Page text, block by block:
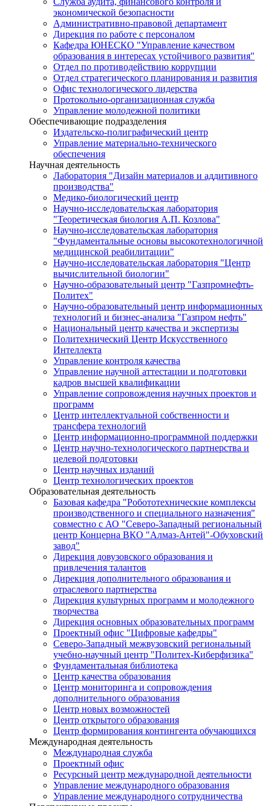
экономической безопасности
Административно-правовой департамент
Дирекция по работе с персоналом
Кафедра ЮНЕСКО "Управление качеством
образования в интересах устойчивого развития"
Отдел по противодействию коррупции
Отдел стратегического планирования и развития
Офис технологического лидерства
Протокольно-организационная служба
Управление молодежной политики
Обеспечивающие подразделения
Издательско-полиграфический центр
Управление материально-технического
обеспечения
Научная деятельность
Лаборатория "Дизайн материалов и аддитивного
производства"
Медико-биологический центр
Научно-исследовательская лаборатория
"Теоретическая биология А.П. Козлова"
Научно-исследовательская лаборатория
"Фундаментальные основы высокотехнологичной
медицинской реабилитации"
Научно-исследовательская лаборатория "Центр
вычислительной биологии"
Научно-образовательный центр "Газпромнефть-
Политех"
Научно-образовательный центр информационных
технологий и бизнес-анализа "Газпром нефть"
Национальный центр качества и экспертизы
Политехнический Центр Искусственного
Интеллекта
Управление контроля качества
Управление научной аттестации и подготовки
кадров высшей квалификации
Управление сопровождения научных проектов и
программ
Центр интеллектуальной собственности и
трансфера технологий
Центр информационно-программной поддержки
Центр научно-технологического партнерства и
целевой подготовки
Центр научных изданий
Центр технологических проектов
Образовательная деятельность
Базовая кафедра "Робототехнические комплексы
производственного и специального назначения"
совместно с АО "Северо-Западный региональный
центр Концерна ВКО "Алмаз-Антей"-Обуховский
завод"
Дирекция довузовского образования и
привлечения талантов
Дирекция дополнительного образования и
отраслевого партнерства
Дирекция культурных программ и молодежного
творчества
Дирекция основных образовательных программ
Проектный офис "Цифровые кафедры"
Северо-Западный межвузовский региональный
учебно-научный центр "Политех-Киберфизика"
Фундаментальная библиотека
Центр качества образования
Центр мониторинга и сопровождения
дополнительного образования
Центр новых возможностей
Центр открытого образования
Центр формирования контингента обучающихся
Международная деятельность
Международная служба
Проектный офис
Ресурсный центр международной деятельности
Управление международного образования
Управление международного сотрудничества